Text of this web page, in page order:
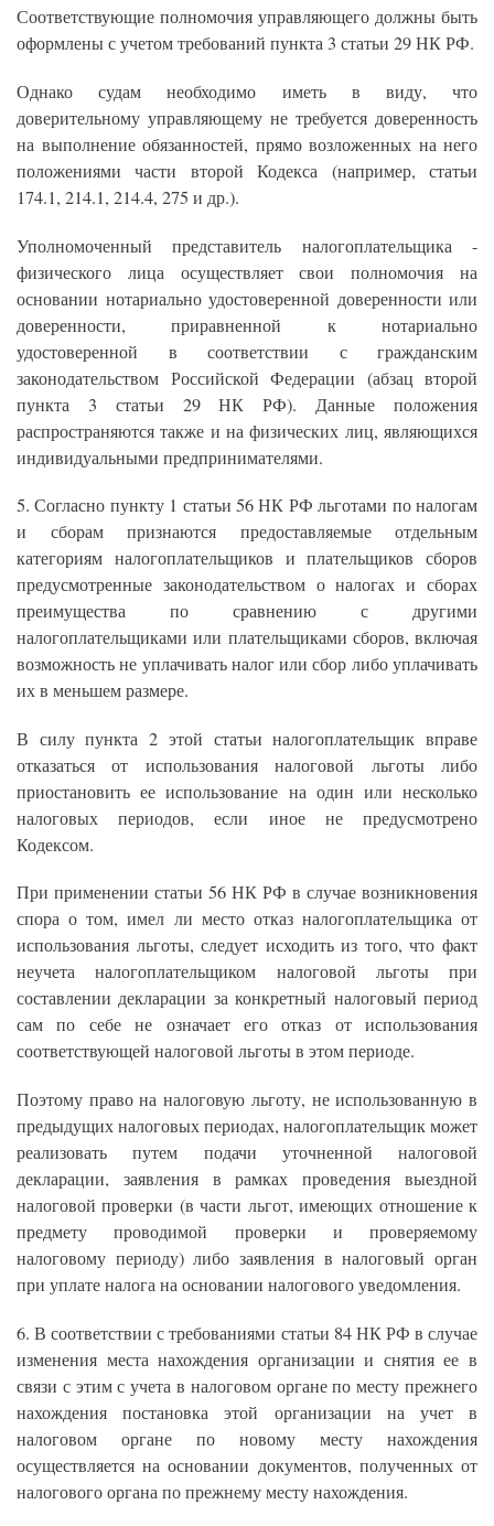
Соответствующие полномочия управляющего должны быть
оформлены с учетом требований пункта 3 статьи 29 НК РФ.
Однако судам необходимо иметь в виду, что
доверительному управляющему не требуется доверенность
на выполнение обязанностей, прямо возложенных на него
положениями части второй Кодекса (например, статьи
174.1, 214.1, 214.4, 275 и др.).
Уполномоченный представитель налогоплательщика -
физического лица осуществляет свои полномочия на
основании нотариально удостоверенной доверенности или
доверенности, приравненной к нотариально
удостоверенной в соответствии с гражданским
законодательством Российской Федерации (абзац второй
пункта 3 статьи 29 НК РФ). Данные положения
распространяются также и на физических лиц, являющихся
индивидуальными предпринимателями.
5. Согласно пункту 1 статьи 56 НК РФ льготами по налогам
и сборам признаются предоставляемые отдельным
категориям налогоплательщиков и плательщиков сборов
предусмотренные законодательством о налогах и сборах
преимущества по сравнению с другими
налогоплательщиками или плательщиками сборов, включая
возможность не уплачивать налог или сбор либо уплачивать
их в меньшем размере.
В силу пункта 2 этой статьи налогоплательщик вправе
отказаться от использования налоговой льготы либо
приостановить ее использование на один или несколько
налоговых периодов, если иное не предусмотрено
Кодексом.
При применении статьи 56 НК РФ в случае возникновения
спора о том, имел ли место отказ налогоплательщика от
использования льготы, следует исходить из того, что факт
неучета налогоплательщиком налоговой льготы при
составлении декларации за конкретный налоговый период
сам по себе не означает его отказ от использования
соответствующей налоговой льготы в этом периоде.
Поэтому право на налоговую льготу, не использованную в
предыдущих налоговых периодах, налогоплательщик может
реализовать путем подачи уточненной налоговой
декларации, заявления в рамках проведения выездной
налоговой проверки (в части льгот, имеющих отношение к
предмету проводимой проверки и проверяемому
налоговому периоду) либо заявления в налоговый орган
при уплате налога на основании налогового уведомления.
6. В соответствии с требованиями статьи 84 НК РФ в случае
изменения места нахождения организации и снятия ее в
связи с этим с учета в налоговом органе по месту прежнего
нахождения постановка этой организации на учет в
налоговом органе по новому месту нахождения
осуществляется на основании документов, полученных от
налогового органа по прежнему месту нахождения.